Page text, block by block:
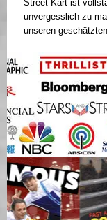
Street Kart ist
unvergesslich zu
unseren